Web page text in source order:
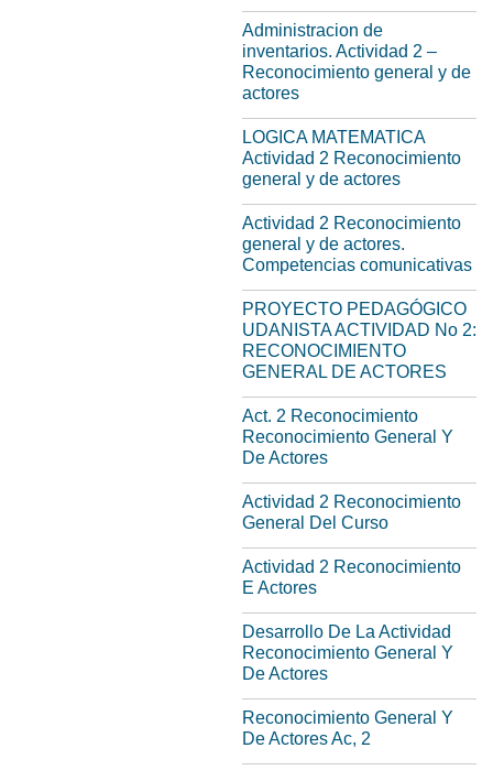
Administracion de
inventarios. Actividad 2 –
Reconocimiento general y de
actores
LOGICA MATEMATICA
Actividad 2 Reconocimiento
general y de actores
Actividad 2 Reconocimiento
general y de actores.
Competencias comunicativas
PROYECTO PEDAGÓGICO
UDANISTA ACTIVIDAD No 2:
RECONOCIMIENTO
GENERAL DE ACTORES
Act. 2 Reconocimiento
Reconocimiento General Y
De Actores
Actividad 2 Reconocimiento
General Del Curso
Actividad 2 Reconocimiento
E Actores
Desarrollo De La Actividad
Reconocimiento General Y
De Actores
Reconocimiento General Y
De Actores Ac, 2